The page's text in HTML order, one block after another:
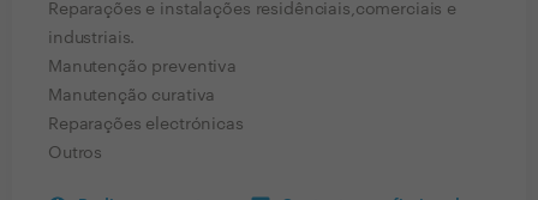
Reparações e instalações residênciais,comerciais e
industriais.
Manutenção preventiva
Manutenção curativa
Reparações electrónicas
Outros